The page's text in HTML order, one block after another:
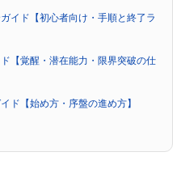
イド【初心者向け・手順と終了ラ
【覚醒・潜在能力・限界突破の仕
ド【始め方・序盤の進め方】